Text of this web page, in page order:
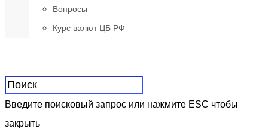
Вопросы
Курс валют ЦБ РФ
Введите поисковый запрос или нажмите ESC чтобы
закрыть